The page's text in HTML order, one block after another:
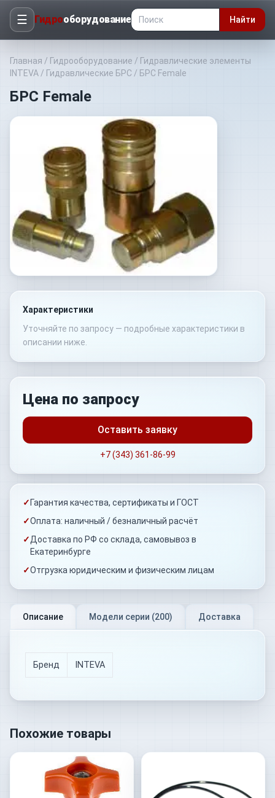
☰ Гидрооборудование Найти
Главная / Гидрооборудование / Гидравлические элементы
INTEVA / Гидравлические БРС / БРС Female
БРС Female
Характеристики
Уточняйте по запросу — подробные характеристики в
описании ниже.
Цена по запросу
Оставить заявку
+7 (343) 361-86-99
✓ Гарантия качества, сертификаты и ГОСТ
✓Оплата: наличный / безналичный расчёт
✓Доставка по РФ со склада, самовывоз в
Екатеринбурге
✓Отгрузка юридическим и физическим лицам
Описание Модели серии (200) Доставка
Бренд INTEVA
Похожие товары